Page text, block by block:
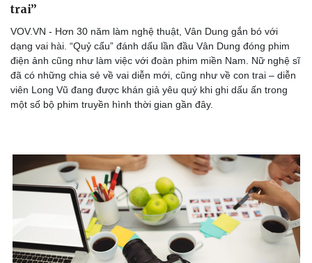
trai”
VOV.VN - Hơn 30 năm làm nghệ thuật, Vân Dung gắn bó với
dạng vai hài. “Quỷ cẩu” đánh dấu lần đầu Vân Dung đóng phim
điện ảnh cũng như làm việc với đoàn phim miền Nam. Nữ nghệ sĩ
đã có những chia sẻ về vai diễn mới, cũng như về con trai – diễn
viên Long Vũ đang được khán giả yêu quý khi ghi dấu ấn trong
một số bộ phim truyền hình thời gian gần đây.